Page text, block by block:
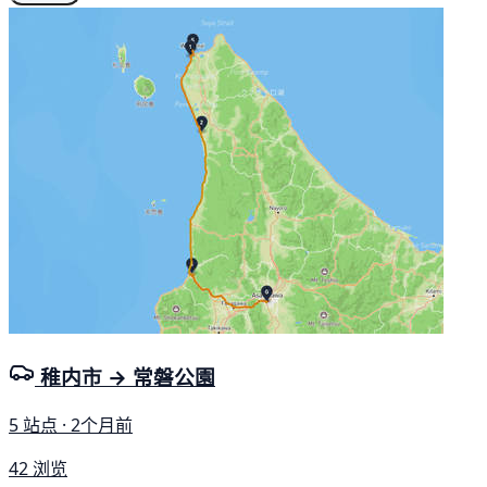
稚内市 → 常磐公園
5 站点 · 2个月前
42 浏览